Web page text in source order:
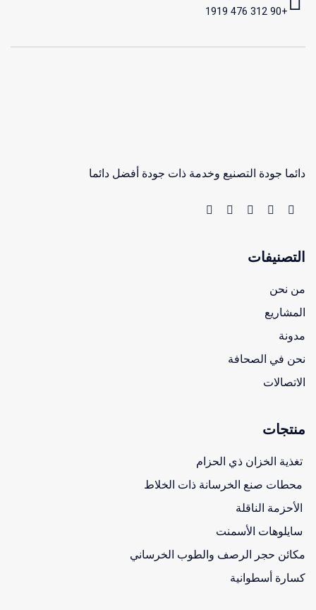
+90 312 476 1919
دائما جودة التصنيع وخدمة ذات جودة أفضل دائما
التصنيفات
من نحن
المشاريع
مدونة
نحن في الصحافة
الاتصالات
منتجات
تغذية الخزان ذي الحزام
محطات صنع الخرسانة ذات الخلاط
الأحزمة الناقلة
سايلوهات الأسمنت
مكائن حجر الرصف والطوب الخرساني
كسارة أسطوانية